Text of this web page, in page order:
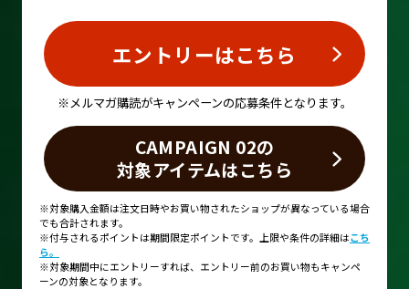
エントリーはこちら
※メルマガ購読がキャンペーンの応募条件となります。
CAMPAIGN 02の
対象アイテムはこちら
※対象購入金額は注文日時やお買い物されたショップが異なっている場合
でも合計されます。
※付与されるポイントは期間限定ポイントです。上限や条件の詳細はこち
ら。
※対象期間中にエントリーすれば、エントリー前のお買い物もキャンペ
ーンの対象となります。